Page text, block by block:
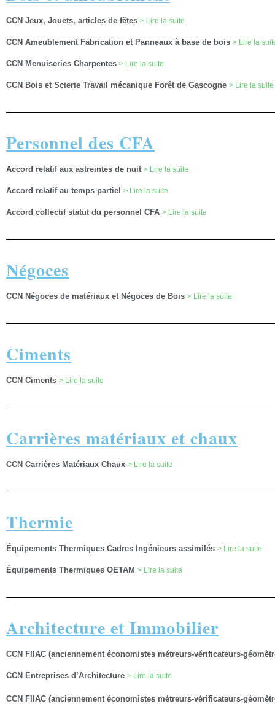
CCN Jeux, Jouets, articles de fêtes > Lire la suite
CCN Ameublement Fabrication et Panneaux à base de bois > Lire la
CCN Menuiseries Charpentes > Lire la suite
CCN Bois et Scierie Travail mécanique Forêt de Gascogne > Lire la suite
Personnel des CFA
Accord relatif aux astreintes de nuit > Lire la suite
Accord relatif au temps partiel > Lire la suite
Accord collectif statut du personnel CFA > Lire la suite
Négoces
CCN Négoces de matériaux et Négoces de Bois > Lire la suite
Ciments
CCN Ciments > Lire la suite
Carrières matériaux et chaux
CCN Carrières Matériaux Chaux > Lire la suite
Thermie
Équipements Thermiques Cadres Ingénieurs assimilés > Lire la suite
Équipements Thermiques OETAM > Lire la suite
Architecture et Immobilier
CCN FIIAC (anciennement économistes métreurs-vérificateurs-
CCN Entreprises d’Architecture > Lire la suite
CCN FIIAC (anciennement économistes métreurs-vérificateurs-